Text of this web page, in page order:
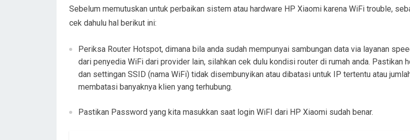
Sebelum memutuskan untuk perbaikan sistem atau hardware HP Xiaomi karena WiFi trouble,
cek dahulu hal berikut ini:
Periksa Router Hotspot, dimana bila anda sudah mempunyai sambungan data via layanan
dari penyedia WiFi dari provider lain, silahkan cek dulu kondisi router di rumah anda. Pastikan
dan settingan SSID (nama WiFi) tidak disembunyikan atau dibatasi untuk IP tertentu atau
membatasi banyaknya klien yang terhubung.
Pastikan Password yang kita masukkan saat login WiFI dari HP Xiaomi sudah benar.